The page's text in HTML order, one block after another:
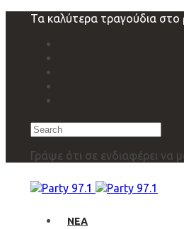
navigation
Τα καλύτερα τραγούδια
Search
Γράψε ότι σε ενδιαφέρει να
ΝΕΑ